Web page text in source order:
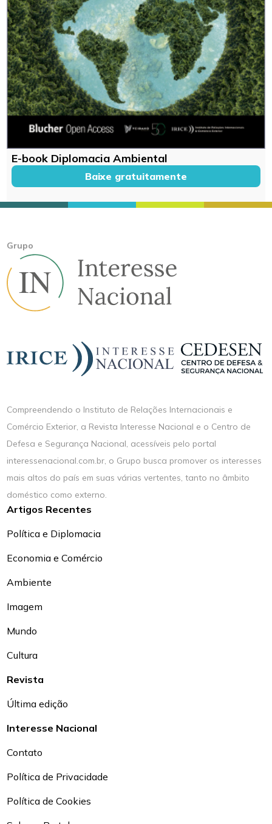
E-book Diplomacia Ambiental
Baixe gratuitamente
Grupo
Compreendendo o Instituto de Relações Internacionais e
Comércio Exterior, a Revista Interesse Nacional e o Centro de
Defesa e Segurança Nacional, acessíveis pelo portal
interessenacional.com.br, o Grupo busca promover os interesses
mais altos do país em suas várias vertentes, tanto no âmbito
doméstico como externo.
Artigos Recentes
Política e Diplomacia
Economia e Comércio
Ambiente
Imagem
Mundo
Cultura
Revista
Última edição
Interesse Nacional
Contato
Política de Privacidade
Política de Cookies